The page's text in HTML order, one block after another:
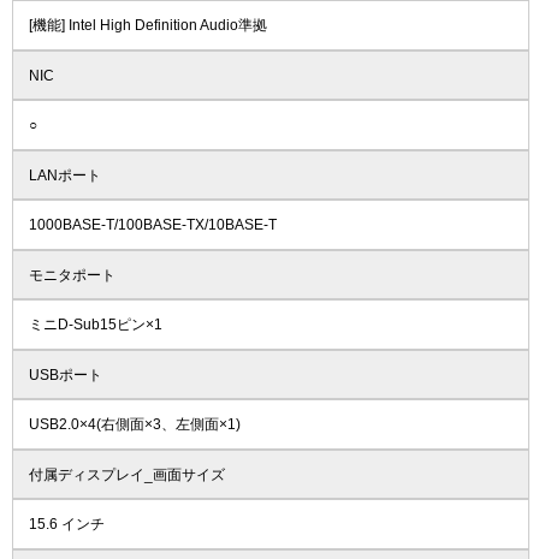
[機能] Intel High Definition Audio準拠
NIC
○
LANポート
1000BASE-T/100BASE-TX/10BASE-T
モニタポート
ミニD-Sub15ピン×1
USBポート
USB2.0×4(右側面×3、左側面×1)
付属ディスプレイ_画面サイズ
15.6 インチ